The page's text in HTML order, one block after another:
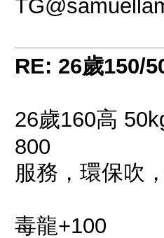
RE: 26歲150/
26歲160高
800
服務，環保吹
毒龍+100